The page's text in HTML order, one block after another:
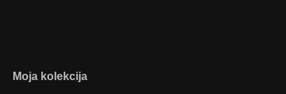
Moja kolekcija